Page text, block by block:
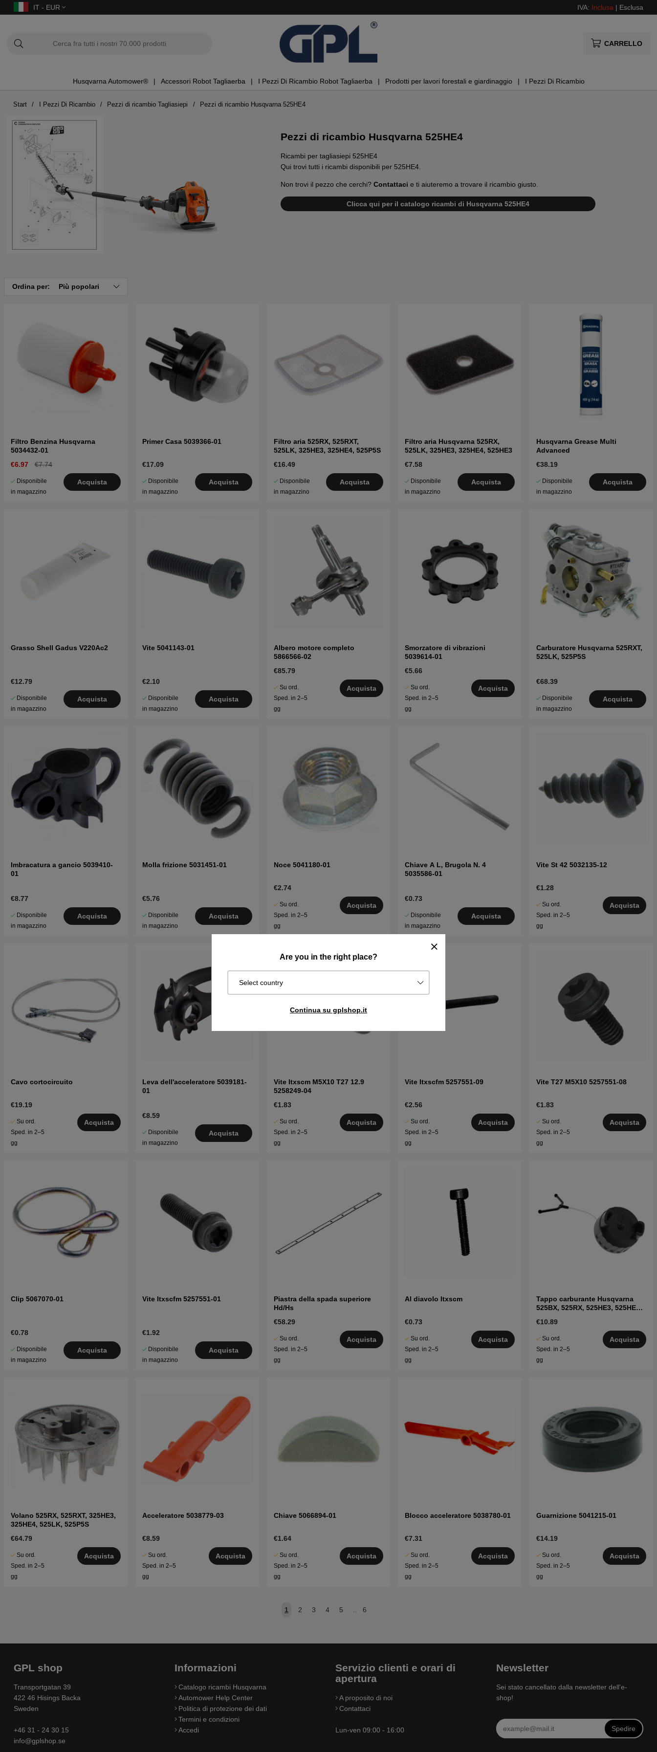
IT - EUR IVA: Inclusa | Esclusa
CARRELLO
Husqvarna Automower® Accessori Robot Tagliaerba I Pezzi Di Ricambio Robot Tagliaerba Prodotti per lavori forestali e giardinaggio I Pezzi Di Ricambio
Are you in the right place?
Select country
Continua su gplshop.it
Start I Pezzi Di Ricambio Pezzi di ricambio Tagliasiepi Pezzi di ricambio Husqvarna 525HE4
Pezzi di ricambio Husqvarna 525HE4
Ricambi per tagliasiepi 525HE4
Qui trovi tutti i ricambi disponibili per 525HE4.
Non trovi il pezzo che cerchi? Contattaci e ti aiuteremo a trovare il ricambio giusto.
Clicca qui per il catalogo ricambi di Husqvarna 525HE4
Ordina per: Più popolari
Filtro Benzina Husqvarna
5034432-01
€6.97
€7.74
Disponibile
in magazzino
Acquista
Primer Casa 5039366-01
€17.09
Disponibile
in magazzino
Acquista
Filtro aria 525RX, 525RXT,
525LK, 325HE3, 325HE4, 525P5S
€16.49
Disponibile
in magazzino
Acquista
Filtro aria Husqvarna 525RX,
525LK, 325HE3, 325HE4, 525HE3
€7.58
Disponibile
in magazzino
Acquista
Husqvarna Grease Multi
Advanced
€38.19
Disponibile
in magazzino
Acquista
Grasso Shell Gadus V220Ac2
€12.79
Disponibile
in magazzino
Acquista
Vite 5041143-01
€2.10
Disponibile
in magazzino
Acquista
Albero motore completo
5866566-02
€85.79
Su ord.
Sped. in 2–5
gg
Acquista
Smorzatore di vibrazioni
5039614-01
€5.66
Su ord.
Sped. in 2–5
gg
Acquista
Carburatore Husqvarna 525RXT,
525LK, 525P5S
€68.39
Disponibile
in magazzino
Acquista
Imbracatura a gancio 5039410-
01
€8.77
Disponibile
in magazzino
Acquista
Molla frizione 5031451-01
€5.76
Disponibile
in magazzino
Acquista
Noce 5041180-01
€2.74
Su ord.
Sped. in 2–5
gg
Acquista
Chiave A L, Brugola N. 4
5035586-01
€0.73
Disponibile
in magazzino
Acquista
Vite St 42 5032135-12
€1.28
Su ord.
Sped. in 2–5
gg
Acquista
Cavo cortocircuito
€19.19
Su ord.
Sped. in 2–5
gg
Acquista
Leva dell'acceleratore 5039181-
01
€8.59
Disponibile
in magazzino
Acquista
Vite Itxscm M5X10 T27 12.9
5258249-04
€1.83
Su ord.
Sped. in 2–5
gg
Acquista
Vite Itxscfm 5257551-09
€2.56
Su ord.
Sped. in 2–5
gg
Acquista
Vite T27 M5X10 5257551-08
€1.83
Su ord.
Sped. in 2–5
gg
Acquista
Clip 5067070-01
€0.78
Disponibile
in magazzino
Acquista
Vite Itxscfm 5257551-01
€1.92
Disponibile
in magazzino
Acquista
Piastra della spada superiore
Hd/Hs
€58.29
Su ord.
Sped. in 2–5
gg
Acquista
Al diavolo Itxscm
€0.73
Su ord.
Sped. in 2–5
gg
Acquista
Tappo carburante Husqvarna
525BX, 525RX, 525HE3, 525HE4,
€10.89
Su ord.
Sped. in 2–5
gg
Acquista
Volano 525RX, 525RXT, 325HE3,
325HE4, 525LK, 525P5S
€64.79
Su ord.
Sped. in 2–5
gg
Acquista
Acceleratore 5038779-03
€8.59
Su ord.
Sped. in 2–5
gg
Acquista
Chiave 5066894-01
€1.64
Su ord.
Sped. in 2–5
gg
Acquista
Blocco acceleratore 5038780-01
€7.31
Su ord.
Sped. in 2–5
gg
Acquista
Guarnizione 5041215-01
€14.19
Su ord.
Sped. in 2–5
gg
Acquista
1 2 3 4 5 .. 6
GPL shop
Transportgatan 39
422 46 Hisings Backa
Sweden
+46 31 - 24 30 15
info@gplshop.se
Informazioni
Catalogo ricambi Husqvarna
Automower Help Center
Politica di protezione dei dati
Termini e condizioni
Accedi
Servizio clienti e orari di
apertura
A proposito di noi
Contattaci
Lun-ven 09:00 - 16:00
Newsletter
Sei stato cancellato dalla newsletter dell'e-
shop!
Spedire